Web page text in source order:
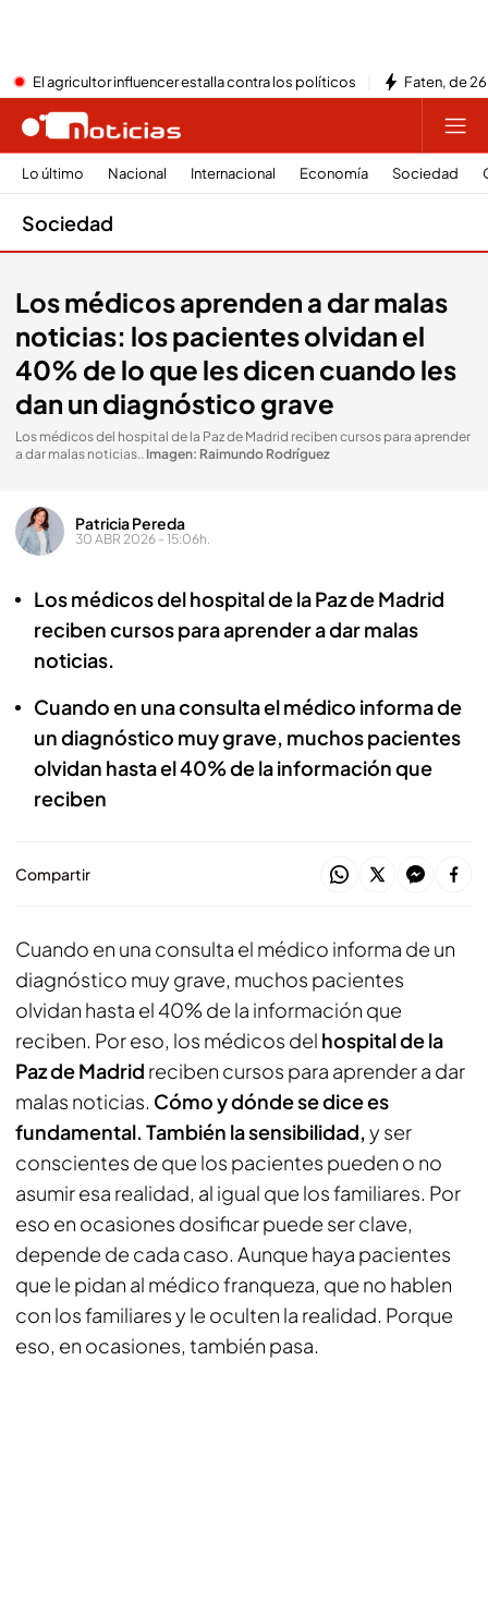
El agricultor influencer estalla contra los políticos Faten, de
Lo último Nacional Internacional Economía Sociedad
Sociedad
Los médicos aprenden a dar malas
noticias: los pacientes olvidan el
40% de lo que les dicen cuando les
dan un diagnóstico grave
Los médicos del hospital de la Paz de Madrid reciben cursos para aprender
a dar malas noticias.. Imagen: Raimundo Rodríguez
Patricia Pereda
30 ABR 2026 - 15:06h.
Los médicos del hospital de la Paz de Madrid
reciben cursos para aprender a dar malas
noticias.
Cuando en una consulta el médico informa de
un diagnóstico muy grave, muchos pacientes
olvidan hasta el 40% de la información que
reciben
Compartir
Cuando en una consulta el médico informa de un
diagnóstico muy grave, muchos pacientes
olvidan hasta el 40% de la información que
reciben. Por eso, los médicos del hospital de la
Paz de Madrid reciben cursos para aprender a dar
malas noticias. Cómo y dónde se dice es
fundamental.También la sensibilidad,y ser
conscientes de que los pacientes pueden o no
asumir esa realidad, al igual que los familiares. Por
eso en ocasiones dosificar puede ser clave,
depende de cada caso. Aunque haya pacientes
que le pidan al médico franqueza, que no hablen
con los familiares y le oculten la realidad. Porque
eso, en ocasiones, también pasa.